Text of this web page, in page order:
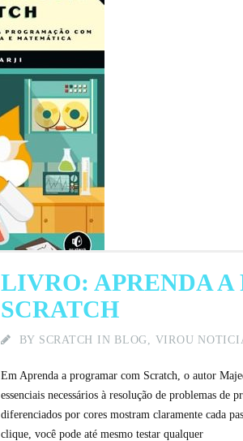
LIVRO: APRENDA
SCRATCH
BY SCRATCH IN BLOG, VIROU
Em Aprenda a programar com Scratch, o autor
essenciais necessários à resolução de problemas de
diferenciados por cores mostram claramente cada
clique, você pode até mesmo testar qualquer